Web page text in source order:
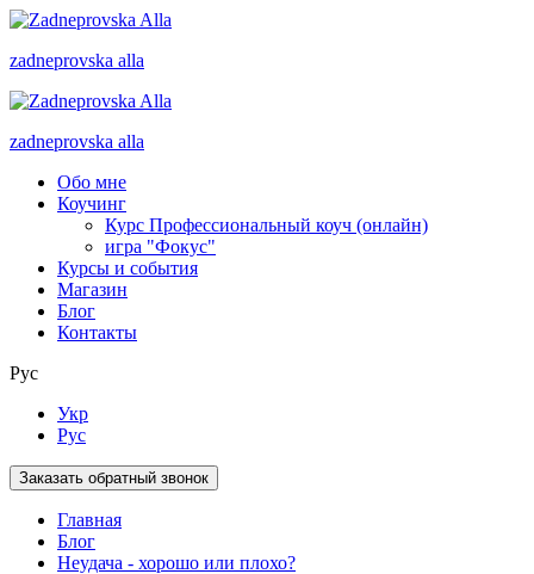
zadneprovska alla
zadneprovska alla
Обо мне
Коучинг
Курс Профессиональный коуч (онлайн)
игра "Фокус"
Курсы и события
Магазин
Блог
Контакты
Рус
Укр
Рус
Заказать обратный звонок
Главная
Блог
Неудача - хорошо или плохо?